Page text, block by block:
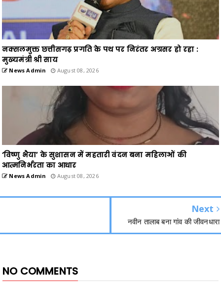
नक्सलमुक्त छत्तीसगढ़ प्रगति के पथ पर निरंतर अग्रसर हो रहा :
मुख्यमंत्री श्री साय
News Admin August 08, 2026
‘विष्णु भैया’ के सुशासन में महतारी वंदन बना महिलाओं की
आत्मनिर्भरता का आधार
News Admin August 08, 2026
Next
नवीन तालाब बना गांव की जीवनधारा
NO COMMENTS